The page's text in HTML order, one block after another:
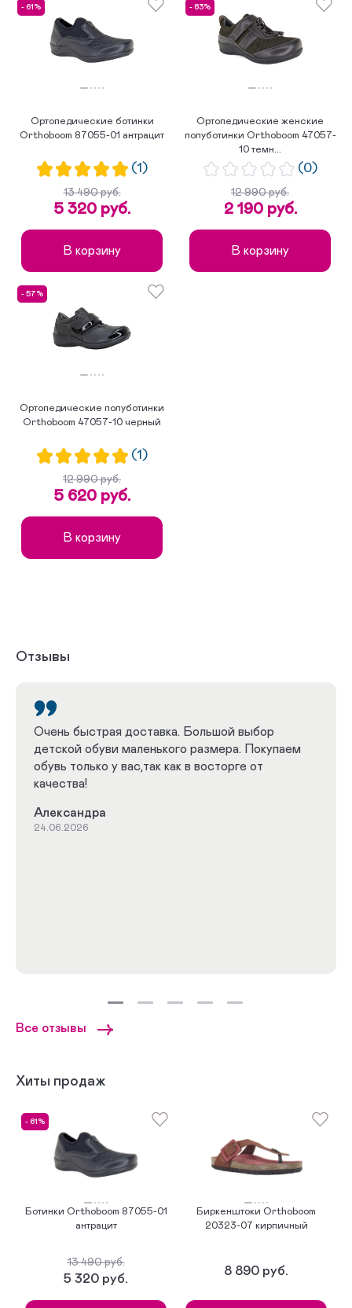
- 61%
Ортопедические ботинки
Orthoboom 87055-01 антрацит
(1)
13 490 руб.
5 320 руб.
В корзину
- 83%
Ортопедические женские
полуботинки Orthoboom 47057-
10 темн...
(0)
12 990 руб.
2 190 руб.
В корзину
- 57%
Ортопедические полуботинки
Orthoboom 47057-10 черный
(1)
12 990 руб.
5 620 руб.
В корзину
Отзывы
Очень быстрая доставка. Большой выбор
детской обуви маленького размера. Покупаем
обувь только у вас,так как в восторге от
качества!
Александра
24.06.2026
Все отзывы
Хиты продаж
- 61%
Ботинки Orthoboom 87055-01
антрацит
13 490 руб.
5 320 руб.
Биркенштоки Orthoboom
20323-07 кирпичный
8 890 руб.